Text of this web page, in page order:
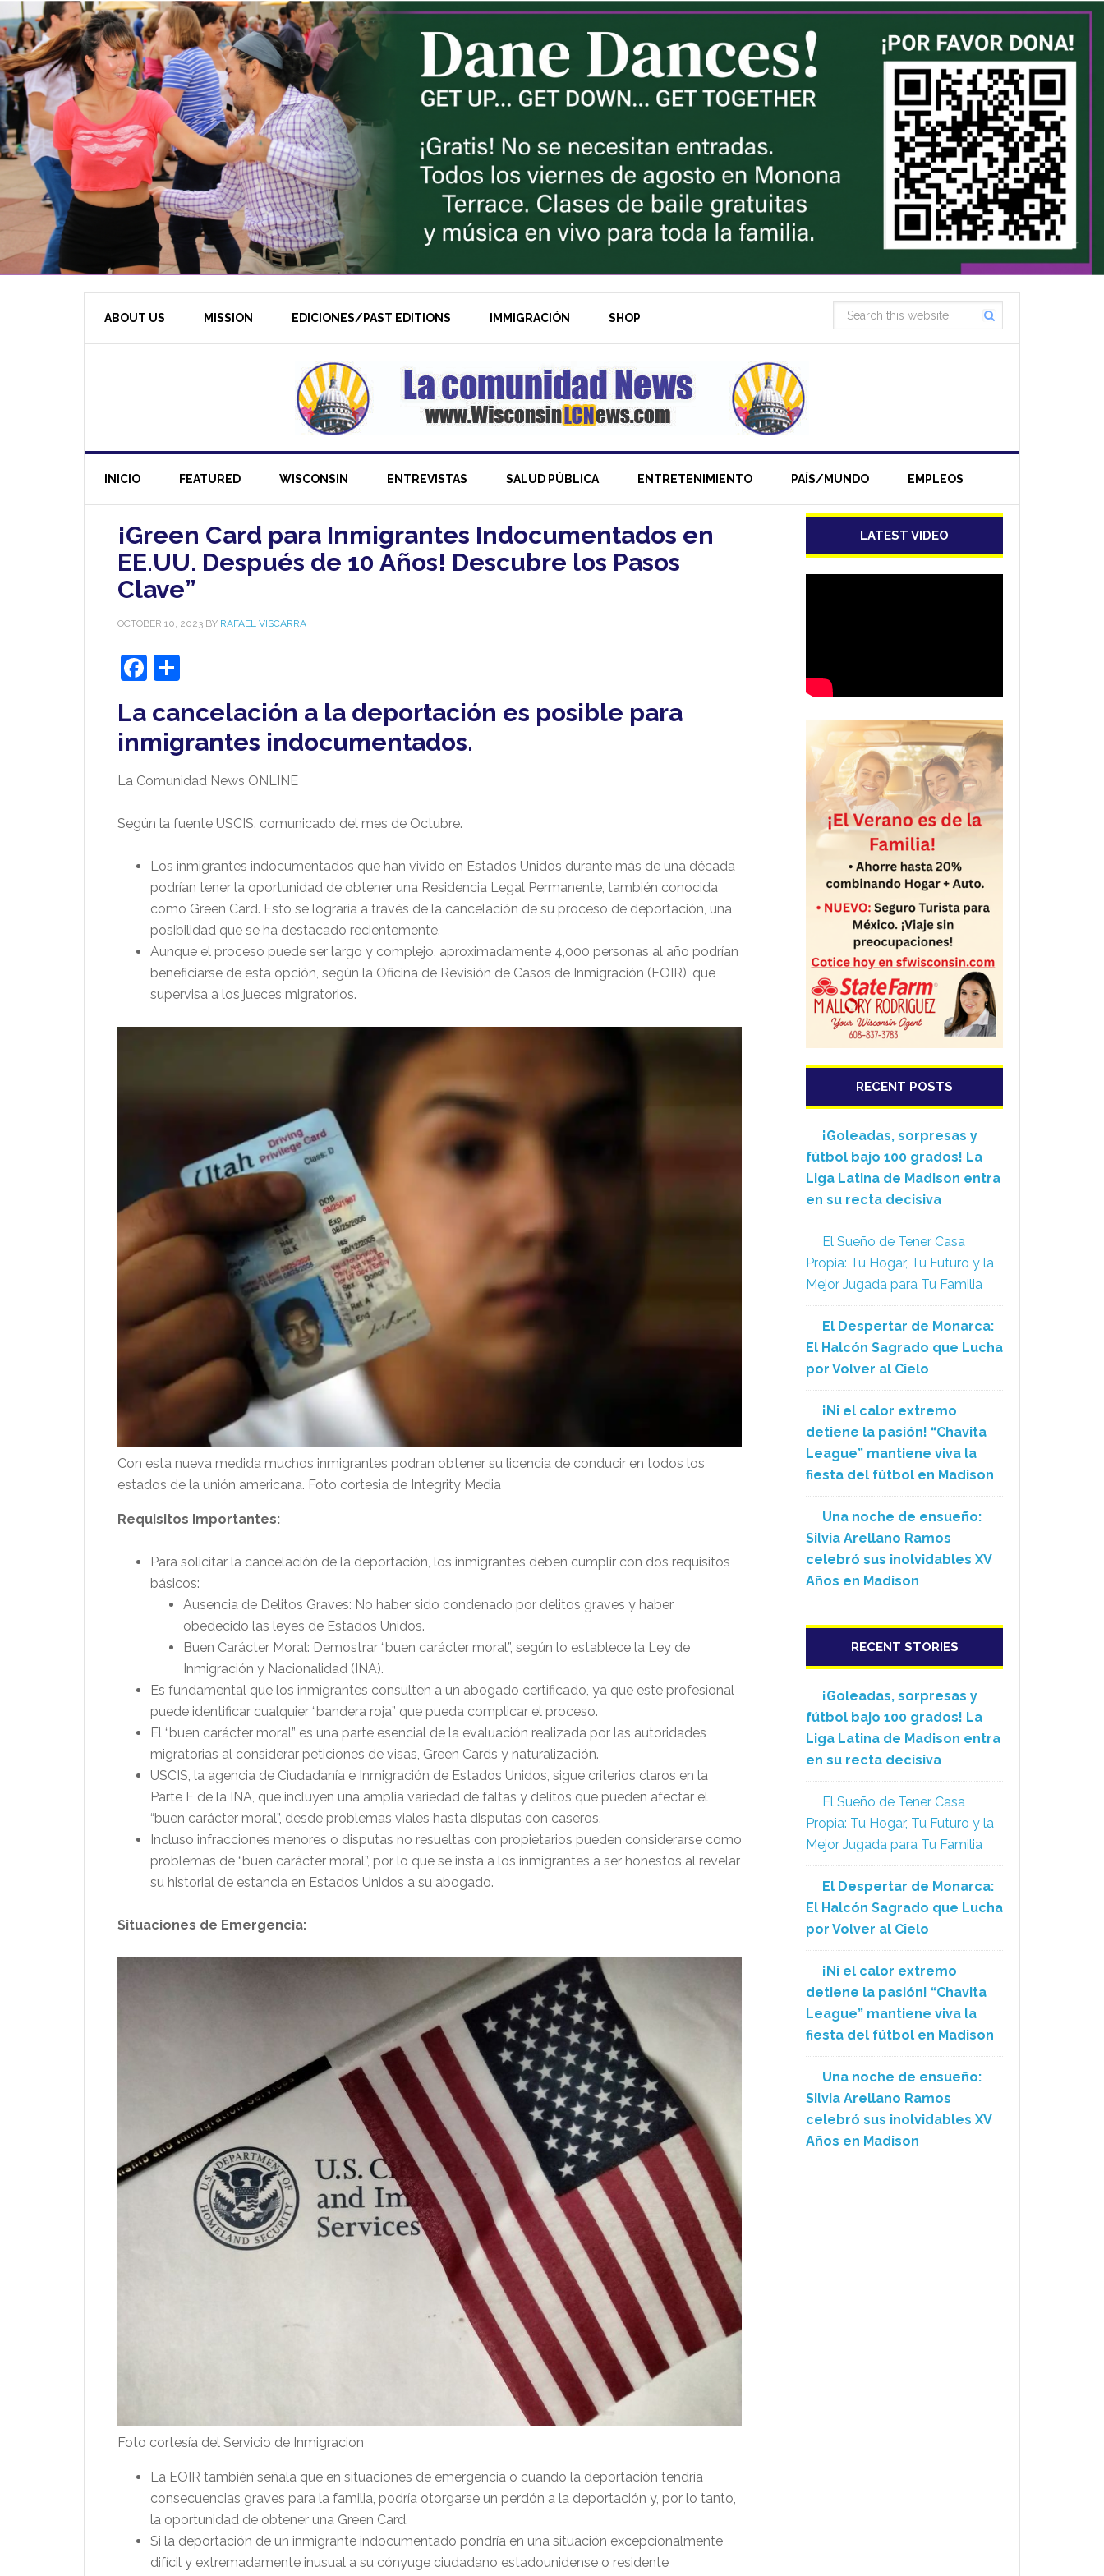
ABOUT US MISSION EDICIONES/PAST EDITIONS IMMIGRACIÓN SHOP
INICIO FEATURED WISCONSIN ENTREVISTAS SALUD PÚBLICA ENTRETENIMIENTO PAÍS/MUNDO EMPLEOS
¡Green Card para Inmigrantes Indocumentados en
EE.UU. Después de 10 Años! Descubre los Pasos
Clave”
OCTOBER 10, 2023 BY RAFAEL VISCARRA
Facebook
La cancelación a la deportación es posible para
inmigrantes indocumentados.
La Comunidad News ONLINE
Según la fuente USCIS. comunicado del mes de Octubre.
Los inmigrantes indocumentados que han vivido en Estados Unidos durante más de una década
podrían tener la oportunidad de obtener una Residencia Legal Permanente, también conocida
como Green Card. Esto se lograría a través de la cancelación de su proceso de deportación, una
posibilidad que se ha destacado recientemente.
Aunque el proceso puede ser largo y complejo, aproximadamente 4,000 personas al año podrían
beneficiarse de esta opción, según la Oficina de Revisión de Casos de Inmigración (EOIR), que
supervisa a los jueces migratorios.
Con esta nueva medida muchos inmigrantes podran obtener su licencia de conducir en todos los
estados de la unión americana. Foto cortesia de Integrity Media
Requisitos Importantes:
Para solicitar la cancelación de la deportación, los inmigrantes deben cumplir con dos requisitos
básicos:
Ausencia de Delitos Graves: No haber sido condenado por delitos graves y haber
obedecido las leyes de Estados Unidos.
Buen Carácter Moral: Demostrar “buen carácter moral”, según lo establece la Ley de
Inmigración y Nacionalidad (INA).
Es fundamental que los inmigrantes consulten a un abogado certificado, ya que este profesional
puede identificar cualquier “bandera roja” que pueda complicar el proceso.
El “buen carácter moral” es una parte esencial de la evaluación realizada por las autoridades
migratorias al considerar peticiones de visas, Green Cards y naturalización.
USCIS, la agencia de Ciudadanía e Inmigración de Estados Unidos, sigue criterios claros en la
Parte F de la INA, que incluyen una amplia variedad de faltas y delitos que pueden afectar el
“buen carácter moral”, desde problemas viales hasta disputas con caseros.
Incluso infracciones menores o disputas no resueltas con propietarios pueden considerarse como
problemas de “buen carácter moral”, por lo que se insta a los inmigrantes a ser honestos al revelar
su historial de estancia en Estados Unidos a su abogado.
Situaciones de Emergencia:
Foto cortesía del Servicio de Inmigracion
La EOIR también señala que en situaciones de emergencia o cuando la deportación tendría
consecuencias graves para la familia, podría otorgarse un perdón a la deportación y, por lo tanto,
la oportunidad de obtener una Green Card.
Si la deportación de un inmigrante indocumentado pondría en una situación excepcionalmente
difícil y extremadamente inusual a su cónyuge ciudadano estadounidense o residente
LATEST VIDEO
RECENT POSTS
¡Goleadas, sorpresas y
fútbol bajo 100 grados! La
Liga Latina de Madison entra
en su recta decisiva
El Sueño de Tener Casa
Propia: Tu Hogar, Tu Futuro y la
Mejor Jugada para Tu Familia
El Despertar de Monarca:
El Halcón Sagrado que Lucha
por Volver al Cielo
¡Ni el calor extremo
detiene la pasión! “Chavita
League” mantiene viva la
fiesta del fútbol en Madison
Una noche de ensueño:
Silvia Arellano Ramos
celebró sus inolvidables XV
Años en Madison
RECENT STORIES
¡Goleadas, sorpresas y
fútbol bajo 100 grados! La
Liga Latina de Madison entra
en su recta decisiva
El Sueño de Tener Casa
Propia: Tu Hogar, Tu Futuro y la
Mejor Jugada para Tu Familia
El Despertar de Monarca:
El Halcón Sagrado que Lucha
por Volver al Cielo
¡Ni el calor extremo
detiene la pasión! “Chavita
League” mantiene viva la
fiesta del fútbol en Madison
Una noche de ensueño:
Silvia Arellano Ramos
celebró sus inolvidables XV
Años en Madison